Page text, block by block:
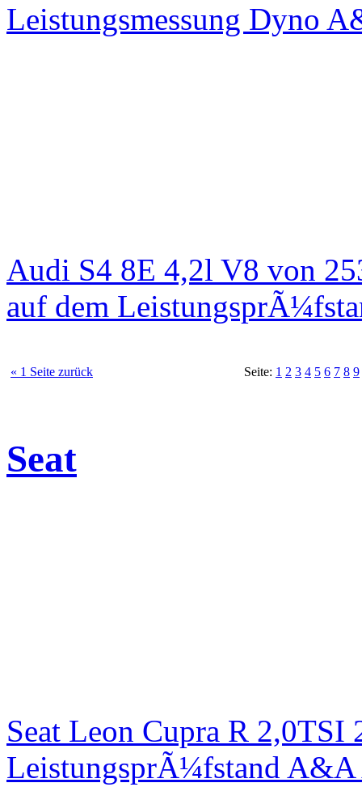
Leistungsmessung Dyno
Audi S4 8E 4,2l V8 von
auf dem
« 1 Seite zurück Seite: 1 2 3 4 5 6 7 8 9
Seat
Seat Leon Cupra R
LeistungsprÃ¼fstand